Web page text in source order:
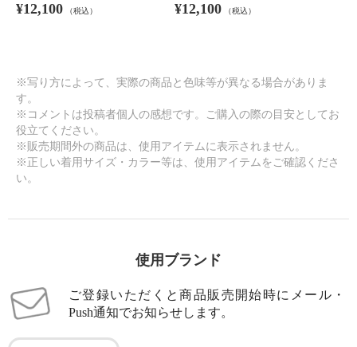
¥12,100 （税込） ¥12,100 （税込）
※写り方によって、実際の商品と色味等が異なる場合がありま
す。
※コメントは投稿者個人の感想です。ご購入の際の目安としてお
役立てください。
※販売期間外の商品は、使用アイテムに表示されません。
※正しい着用サイズ・カラー等は、使用アイテムをご確認くださ
い。
使用ブランド
ご登録いただくと商品販売開始時にメール・
Push通知でお知らせします。